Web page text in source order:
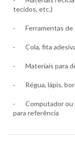
tecidos, etc.)
· Ferramentas de
· Cola, fita
· Materiais para
· Régua, lápis,
· Computador ou
para referência